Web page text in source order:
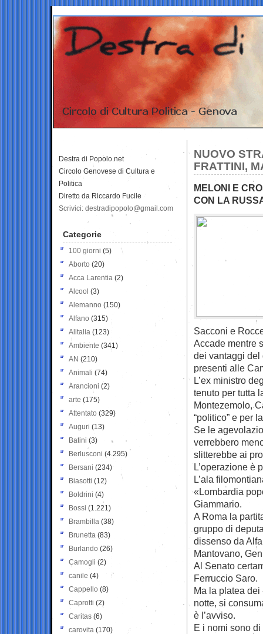
NUOVO
FRATTINI,
MELONI E
CON LA
Sacconi e
Accade mentre
dei vantaggi
presenti alle
L’ex ministro
tenuto per tutta
Montezemolo,
“politico” e per
Se le
verrebbero
slitterebbe ai
L’operazione è
L’ala
«Lombardia
Giammario.
A Roma la
gruppo di
dissenso da
Mantovano,
Al Senato
Ferruccio Saro.
Ma la platea
notte, si
è l’avviso.
E i nomi sono
Destra di Popolo.net
Circolo Genovese di Cultura e
Politica
Diretto da Riccardo Fucile
Scrivici: destradipopolo@gmail.com
Categorie
100 giorni (5)
Aborto (20)
Acca Larentia (2)
Alcool (3)
Alemanno (150)
Alfano (315)
Alitalia (123)
Ambiente (341)
AN (210)
Animali (74)
Arancioni (2)
arte (175)
Attentato (329)
Auguri (13)
Batini (3)
Berlusconi (4.295)
Bersani (234)
Biasotti (12)
Boldrini (4)
Bossi (1.221)
Brambilla (38)
Brunetta (83)
Burlando (26)
Camogli (2)
canile (4)
Cappello (8)
Caprotti (2)
Caritas (6)
carovita (170)